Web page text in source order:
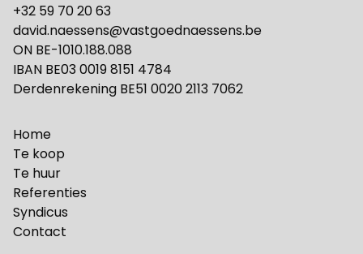
+32 59 70 20 63
david.naessens@vastgoednaessens.be
ON BE-1010.188.088
IBAN BE03 0019 8151 4784
Derdenrekening BE51 0020 2113 7062
Home
Te koop
Te huur
Referenties
Syndicus
Contact